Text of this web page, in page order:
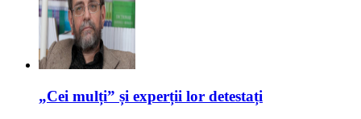
„Cei mulți” și experții lor detestați